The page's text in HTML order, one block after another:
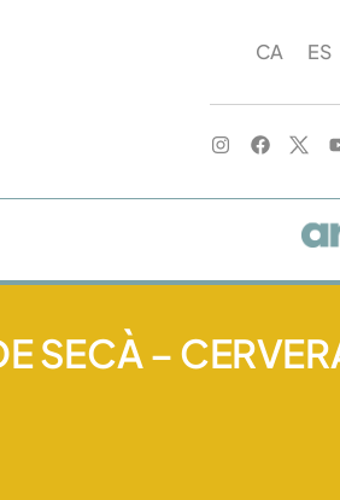
CA ES
SECÀ –